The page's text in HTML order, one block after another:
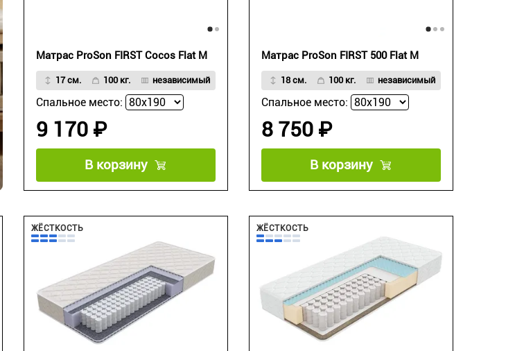
Матрас ProSon FIRST Cocos Flat M
17 см. 100 кг. независимый
Спальное место:
9 170 ₽
В корзину
Матрас ProSon FIRST 500 Flat M
18 см. 100 кг. независимый
Спальное место:
8 750 ₽
В корзину
ЖЁСТКОСТЬ ЖЁСТКОСТЬ